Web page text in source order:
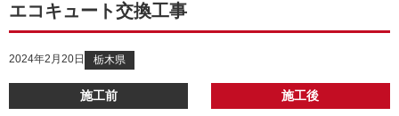
エコキュート交換工事
2024年2月20日 栃木県
施工前 施工後